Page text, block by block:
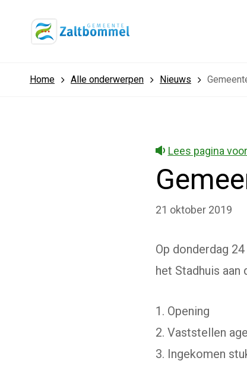
Home Alle onderwerpen Nieuws
Lees pagina voor
21 oktober 2019
Op donderdag
het Stadhuis
1. Opening
2. Vaststellen
3. Ingekomen